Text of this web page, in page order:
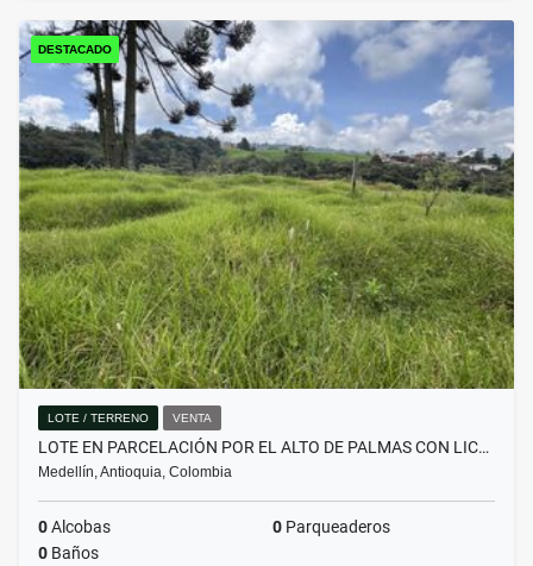
DESTACADO
LOTE / TERRENO VENTA
LOTE EN PARCELACIÓN POR EL ALTO DE PALMAS CON LIC…
Medellín, Antioquia, Colombia
0Alcobas 0 Parqueaderos
0 Baños